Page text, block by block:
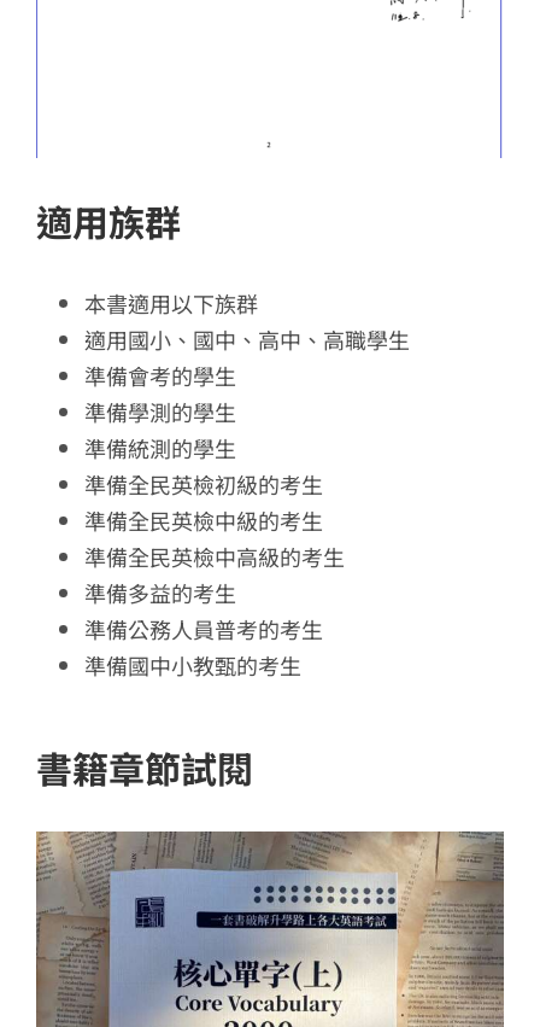
適用族群
本書適用以下族群
適用國小、國中、高中、高職學生
準備會考的學生
準備學測的學生
準備統測的學生
準備全民英檢初級的考生
準備全民英檢中級的考生
準備全民英檢中高級的考生
準備多益的考生
準備公務人員普考的考生
準備國中小教甄的考生
書籍章節試閱